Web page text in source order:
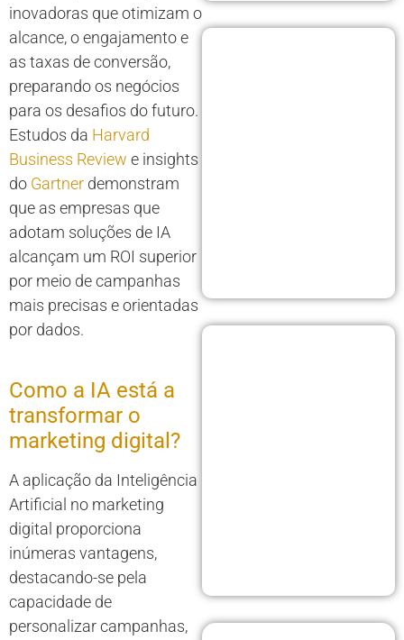
inovadoras que otimizam o
alcance, o engajamento e
as taxas de conversão,
preparando os negócios
para os desafios do futuro.
Estudos da Harvard
Business Review e insights
do Gartner demonstram
que as empresas que
adotam soluções de IA
alcançam um ROI superior
por meio de campanhas
mais precisas e orientadas
por dados.
Como a IA está a
transformar o
marketing digital?
A aplicação da Inteligência
Artificial no marketing
digital proporciona
inúmeras vantagens,
destacando-se pela
capacidade de
personalizar campanhas,